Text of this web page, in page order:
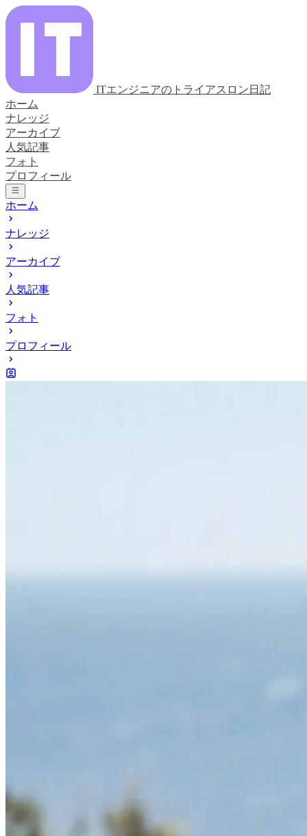
ITエンジニアのトライアスロン日記
ホーム
ナレッジ
アーカイブ
人気記事
フォト
プロフィール
ホーム
ナレッジ
アーカイブ
人気記事
フォト
プロフィール